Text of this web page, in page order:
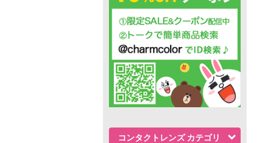
コンタクトレンズ カテゴリ